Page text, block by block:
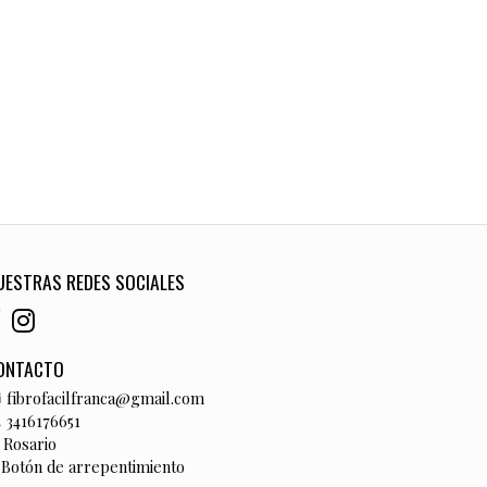
REDES SOCIALES
fibrofacilfranca@gmail.com
3416176651
Rosario
de arrepentimiento